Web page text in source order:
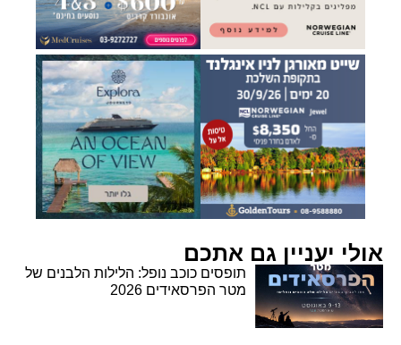
אולי יעניין גם אתכם
תופסים כוכב נופל: הלילות הלבנים של
מטר הפרסאידים 2026